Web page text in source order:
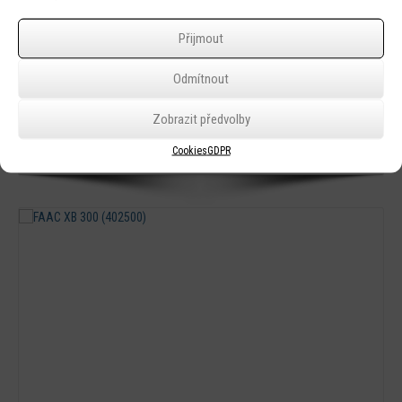
Přijmout
Odmítnout
Zobrazit předvolby
CookiesGDPR
Úchyt pro 391